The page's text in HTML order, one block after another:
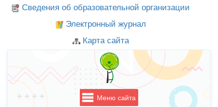
Сведения об образовательной организации
Электронный журнал
Карта сайта
Меню сайта